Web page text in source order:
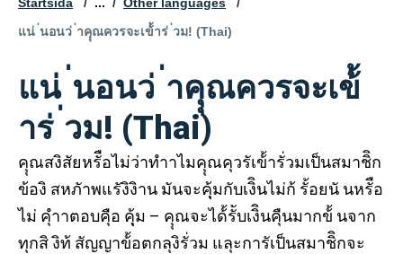
Aktuell sida:
แน่ ่นอนว่ ่าคุุณควรจะเข้้าร่ ่วม! (Thai)
แน่ ่นอนว่ ่าคุุณควรจะเข้้
าร่ ่วม! (Thai)
คุุณสงิสัยหรัือไม่ว่าทำาไมคุุณคุวรัเข้้ารั่วมเป็นสมาชิิก
ข้องิ สหภัาพแรังิงิาน มันจะคุุ้มกับเงิินไม่ก้ รั้อยนั นหรัือ
ไม่ คุำาตอบคุือ คุุ้ม – คุุณจะได้้รัับเงิินคุืนมากข้้ นจาก
ทุกสิ งิท้ สัญญาข้้อตกลุงิรั่วม แลุะการัเป็นสมาชิิกจะ